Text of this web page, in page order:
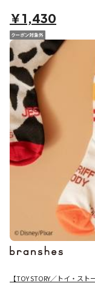
￥1,430
【TOY STORY／トイ・ス